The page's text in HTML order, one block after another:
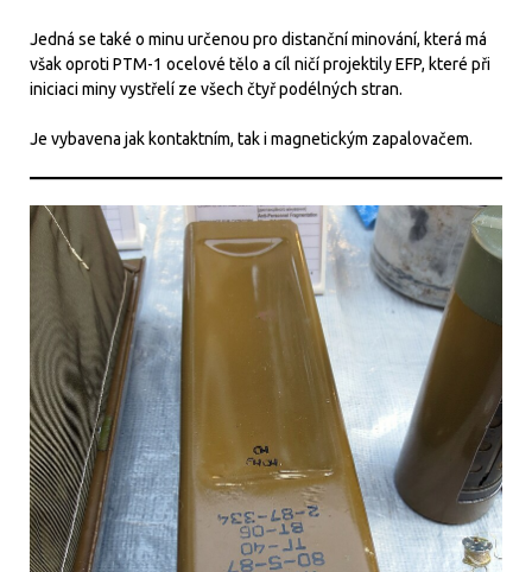
Jedná se také o minu určenou pro distanční minování, která má
však oproti PTM-1 ocelové tělo a cíl ničí projektily EFP, které při
iniciaci miny vystřelí ze všech čtyř podélných stran.
Je vybavena jak kontaktním, tak i magnetickým zapalovačem.